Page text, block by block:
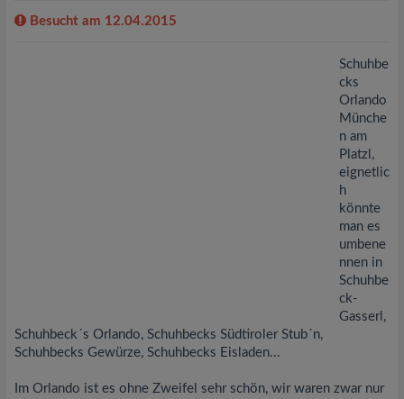
Besucht am 12.04.2015
Schuhbe
cks
Orlando
Münche
n am
Platzl,
eignetlic
h
könnte
man es
umbene
nnen in
Schuhbe
ck-
Gasserl,
Schuhbeck´s Orlando, Schuhbecks Südtiroler Stub´n,
Schuhbecks Gewürze, Schuhbecks Eisladen...
Im Orlando ist es ohne Zweifel sehr schön, wir waren zwar nur